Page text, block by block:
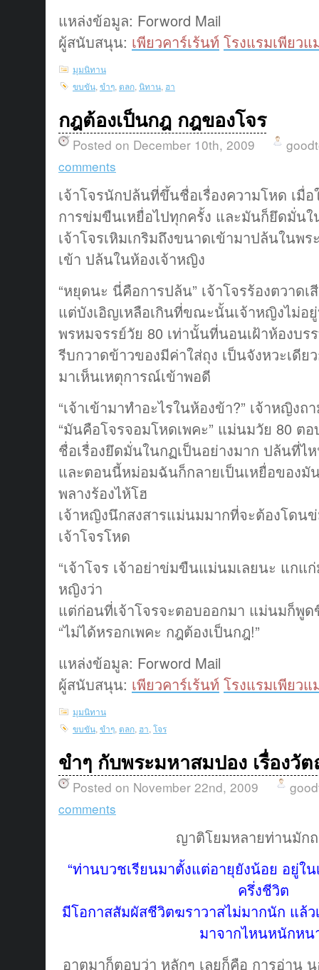
แหล่งข้อมูล: Forword Mail
ผู้สนับสนุน: เพียวคาร์เร้นท์ โรงแรมเพียว
มุมนิทาน
ขบขัน ขำๆ ตลก นิทาน ฮา
กฎต้องเป็นกฎ กฎของโจร
Posted on December 10th, 2009
comments
เจ้าโจรนักปล้นที่ขึ้นชื่อเรื่องความโหด เมื่
การข่มขืนเหยื่อไปทุกครั้ง และมันก็ยึดมั่น
เจ้าโจรเหิมเกริมถึงขนาดเข้ามาปล้นในพร
เข้า ปล้นในห้องเจ้าหญิง
“หยุดนะ นี่คือการปล้น” เจ้าโจรร้องตวาดเ
แต่บังเอิญเหลือเกินที่ขณะนั้นเจ้าหญิงไม่อ
พรหมจรรย์วัย 80 เท่านั้นที่นอนเฝ้าห้องบ
รีบกวาดข้าวของมีค่าใส่ถุง เป็นจังหวะเดีย
มาเห็นเหตุการณ์เข้าพอดี
“เจ้าเข้ามาทำอะไรในห้องข้า?” เจ้าหญิงถ
“มันคือโจรจอมโหดเพคะ” แม่นมวัย 80 ต
ชื่อเรื่องยึดมั่นในกฏเป็นอย่างมาก ปล้นที่
และตอนนี้หม่อมฉันก็กลายเป็นเหยื่อของมั
พลางร้องไห้โฮ
เจ้าหญิงนึกสงสารแม่นมมากที่จะต้องโดน
เจ้าโจรโหด
“เจ้าโจร เจ้าอย่าข่มขืนแม่นมเลยนะ แกแ
หญิงว่า
แต่ก่อนที่เจ้าโจรจะตอบออกมา แม่นมก็พูด
“ไม่ได้หรอกเพคะ กฎต้องเป็นกฎ!”
แหล่งข้อมูล: Forword Mail
ผู้สนับสนุน: เพียวคาร์เร้นท์ โรงแรมเพียว
มุมนิทาน
ขบขัน ขำๆ ตลก ฮา โจร
ขำๆ กับพระมหาสมปอง เรื่องวั
Posted on November 22nd, 2009
comments
ญาติโยมหลายท่านมัก
“ท่านบวชเรียนมาตั้งแต่อายุยังน้อย อยู่ใ
ครึ่งชีวิต
มีโอกาสสัมผัสชีวิตฆราวาสไม่มากนัก แล้
มาจากไหนหนักหน
อาตมาก็ตอบว่า หลักๆ เลยก็คือ การอ่าน